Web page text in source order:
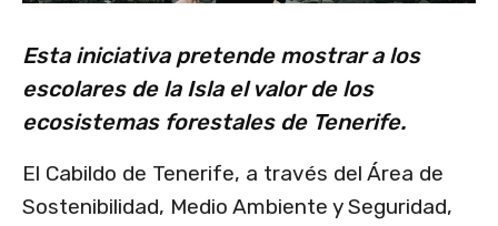
Esta iniciativa pretende mostrar a los
escolares de la Isla el valor de los
ecosistemas forestales de Tenerife.
El Cabildo de Tenerife, a través del Área de
Sostenibilidad, Medio Ambiente y Seguridad,